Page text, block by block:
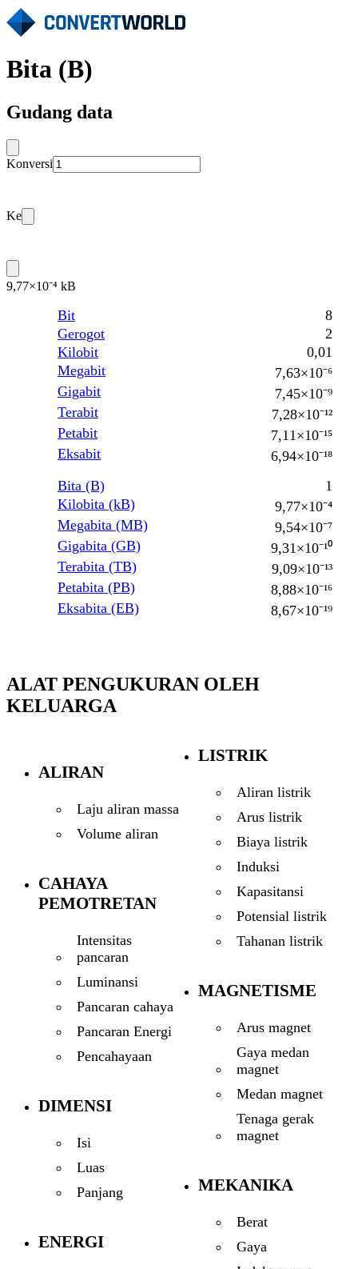
Bita (B)
Gudang data
Konversi
Ke
9,77×10⁻⁴ kB
Bit
8
Gerogot
2
Kilobit
0,01
Megabit
7,63×10⁻⁶
Gigabit
7,45×10⁻⁹
Terabit
7,28×10⁻¹²
Petabit
7,11×10⁻¹⁵
Eksabit
6,94×10⁻¹⁸
Bita (B)
1
Kilobita (kB)
9,77×10⁻⁴
Megabita (MB)
9,54×10⁻⁷
Gigabita (GB)
9,31×10⁻¹⁰
Terabita (TB)
9,09×10⁻¹³
Petabita (PB)
8,88×10⁻¹⁶
Eksabita (EB)
8,67×10⁻¹⁹
ALAT PENGUKURAN OLEH
KELUARGA
ALIRAN
Laju aliran massa
Volume aliran
CAHAYA
PEMOTRETAN
Intensitas
pancaran
Luminansi
Pancaran cahaya
Pancaran Energi
Pencahayaan
DIMENSI
Isi
Luas
Panjang
ENERGI
LISTRIK
Aliran listrik
Arus listrik
Biaya listrik
Induksi
Kapasitansi
Potensial listrik
Tahanan listrik
MAGNETISME
Arus magnet
Gaya medan
magnet
Medan magnet
Tenaga gerak
magnet
MEKANIKA
Berat
Gaya